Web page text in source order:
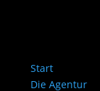
Start
Die Agentur